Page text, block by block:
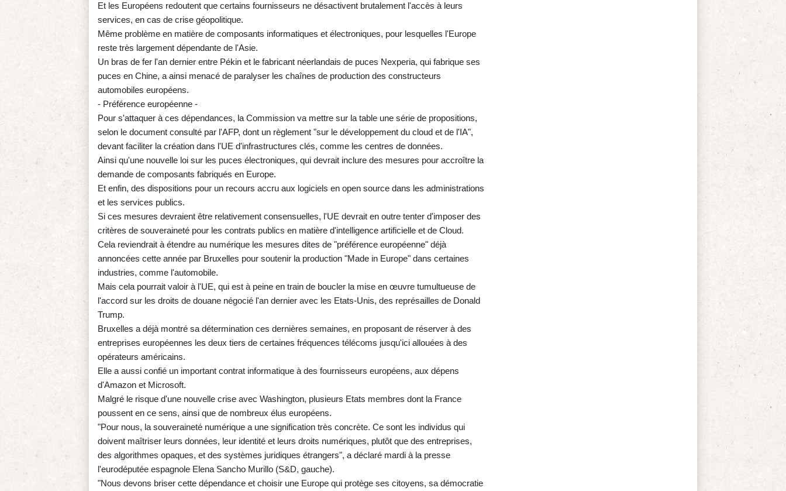
Et les Européens redoutent que certains fournisseurs ne désactivent brutalement l'accès à leurs
services, en cas de crise géopolitique.
Même problème en matière de composants informatiques et électroniques, pour lesquelles l'Europe
reste très largement dépendante de l'Asie.
Un bras de fer l'an dernier entre Pékin et le fabricant néerlandais de puces Nexperia, qui fabrique ses
puces en Chine, a ainsi menacé de paralyser les chaînes de production des constructeurs
automobiles européens.
- Préférence européenne -
Pour s'attaquer à ces dépendances, la Commission va mettre sur la table une série de propositions,
selon le document consulté par l'AFP, dont un règlement "sur le développement du cloud et de l'IA",
devant faciliter la création dans l'UE d'infrastructures clés, comme les centres de données.
Ainsi qu'une nouvelle loi sur les puces électroniques, qui devrait inclure des mesures pour accroître la
demande de composants fabriqués en Europe.
Et enfin, des dispositions pour un recours accru aux logiciels en open source dans les administrations
et les services publics.
Si ces mesures devraient être relativement consensuelles, l'UE devrait en outre tenter d'imposer des
critères de souveraineté pour les contrats publics en matière d'intelligence artificielle et de Cloud.
Cela reviendrait à étendre au numérique les mesures dites de "préférence européenne" déjà
annoncées cette année par Bruxelles pour soutenir la production "Made in Europe" dans certaines
industries, comme l'automobile.
Mais cela pourrait valoir à l'UE, qui est à peine en train de boucler la mise en œuvre tumultueuse de
l'accord sur les droits de douane négocié l'an dernier avec les Etats-Unis, des représailles de Donald
Trump.
Bruxelles a déjà montré sa détermination ces dernières semaines, en proposant de réserver à des
entreprises européennes les deux tiers de certaines fréquences télécoms jusqu'ici allouées à des
opérateurs américains.
Elle a aussi confié un important contrat informatique à des fournisseurs européens, aux dépens
d'Amazon et Microsoft.
Malgré le risque d'une nouvelle crise avec Washington, plusieurs Etats membres dont la France
poussent en ce sens, ainsi que de nombreux élus européens.
"Pour nous, la souveraineté numérique a une signification très concrète. Ce sont les individus qui
doivent maîtriser leurs données, leur identité et leurs droits numériques, plutôt que des entreprises,
des algorithmes opaques, et des systèmes juridiques étrangers", a déclaré mardi à la presse
l'eurodéputée espagnole Elena Sancho Murillo (S&D, gauche).
"Nous devons briser cette dépendance et choisir une Europe qui protège ses citoyens, sa démocratie